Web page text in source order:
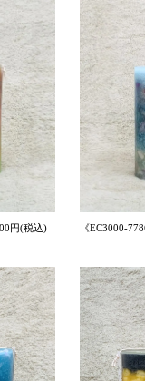
円(税込) 《EC3000-